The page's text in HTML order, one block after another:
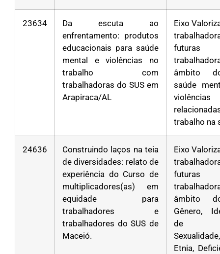
23634
Da escuta ao
enfrentamento: produtos
educacionais para saúde
mental e violências no
trabalho com
trabalhadoras do SUS em
Arapiraca/AL
Eixo
futuras
âmbito
saúde
violências
trabalho na
24636
Construindo laços na teia
de diversidades: relato de
experiência do Curso de
multiplicadores(as) em
equidade para
trabalhadores e
trabalhadores do SUS de
Maceió.
Eixo
futuras
âmbito
Gênero,
de
Etnia,